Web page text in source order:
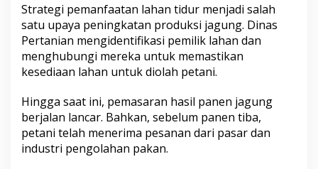
Strategi pemanfaatan lahan tidur menjadi salah
satu upaya peningkatan produksi jagung. Dinas
Pertanian mengidentifikasi pemilik lahan dan
menghubungi mereka untuk memastikan
kesediaan lahan untuk diolah petani.
Hingga saat ini, pemasaran hasil panen jagung
berjalan lancar. Bahkan, sebelum panen tiba,
petani telah menerima pesanan dari pasar dan
industri pengolahan pakan.